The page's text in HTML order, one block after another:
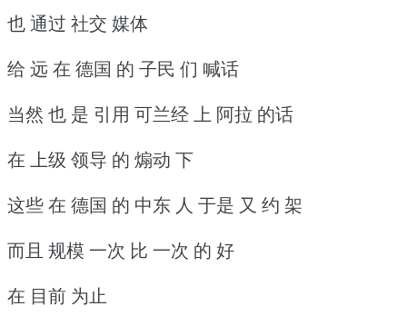
也 通过 社交 媒体
给 远 在 德国 的 子民 们 喊话
当然 也 是 引用 可兰经 上 阿拉 的话
在 上级 领导 的 煽动 下
这些 在 德国 的 中东 人 于是 又 约 架
而且 规模 一次 比 一次 的 好
在 目前 为止